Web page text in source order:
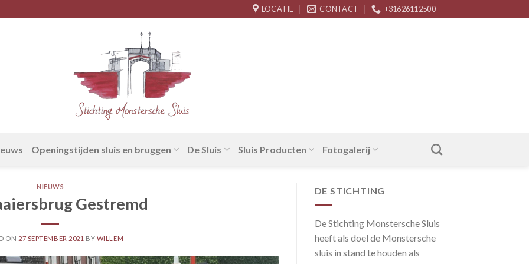
LOCATIE CONTACT +31626112500
Openingstijden sluis en bruggen De Sluis Sluis Producten Fotogalerij
NIEUWS
Gestremd
ON 27 SEPTEMBER 2021 BY WILLEM
DE STICHTING
De Stichting Monstersche Sluis
heeft als doel de Monstersche
sluis in stand te houden als